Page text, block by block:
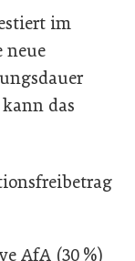
im
neue
das
AfA (30 %)